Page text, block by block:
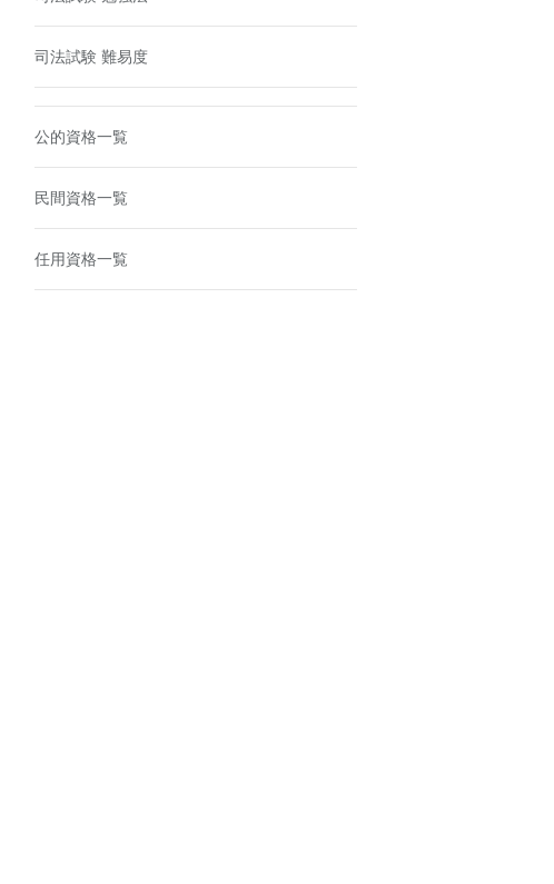
司法試験 難易度
公的資格一覧
民間資格一覧
任用資格一覧